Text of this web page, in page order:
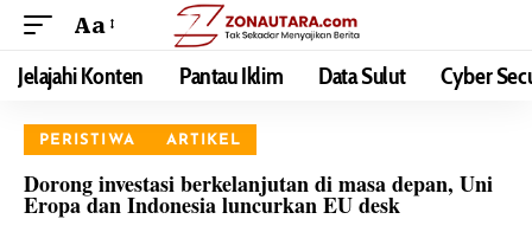
Aa
Jelajahi Konten Pantau Iklim Data Sulut Cyber
PERISTIWA ARTIKEL
Dorong investasi berkelanjutan di masa depan, Uni
Eropa dan Indonesia luncurkan EU desk